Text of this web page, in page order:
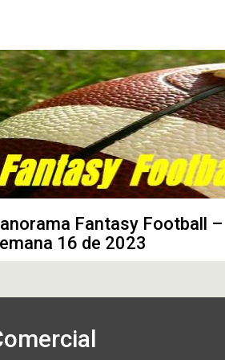
Fantasy Football –
16 de 2023